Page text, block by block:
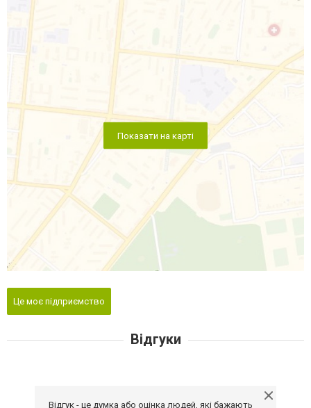
Показати на карті
Це моє підприємство
Відгуки
Відгук - це думка або оцінка людей, які бажають